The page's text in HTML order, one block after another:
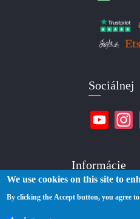
Sociálnej
Informácie
O nás
We use cookies on this site to
By clicking the Accept button, you agree